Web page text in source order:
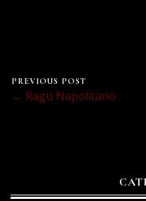
PREVIOUS POST
← Ragú Napolitano